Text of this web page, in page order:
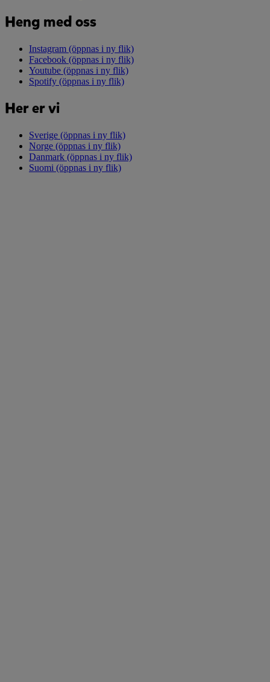
Heng med oss
Instagram (öppnas i ny flik)
Facebook (öppnas i ny flik)
Youtube (öppnas i ny flik)
Spotify (öppnas i ny flik)
Her er vi
Sverige (öppnas i ny flik)
Norge (öppnas i ny flik)
Danmark (öppnas i ny flik)
Suomi (öppnas i ny flik)